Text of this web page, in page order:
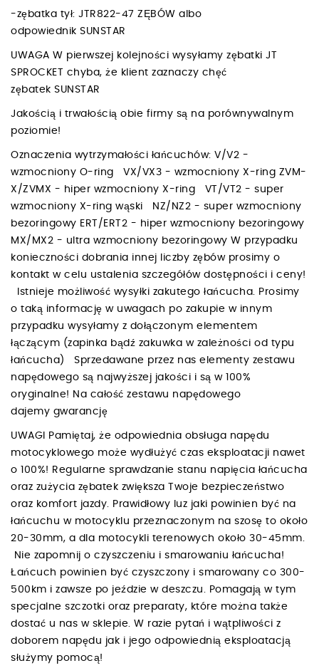
-zębatka tył: JTR822-47 ZĘBÓW albo
odpowiednik SUNSTAR
UWAGA W pierwszej kolejności wysyłamy zębatki JT
SPROCKET chyba, że klient zaznaczy chęć
zębatek SUNSTAR
Jakością i trwałością obie firmy są na porównywalnym
poziomie!
Oznaczenia wytrzymałości łańcuchów: V/V2 -
wzmocniony O-ring VX/VX3 - wzmocniony X-ring ZVM-
X/ZVMX - hiper wzmocniony X-ring VT/VT2 - super
wzmocniony X-ring wąski NZ/NZ2 - super wzmocniony
bezoringowy ERT/ERT2 - hiper wzmocniony bezoringowy
MX/MX2 - ultra wzmocniony bezoringowy W przypadku
konieczności dobrania innej liczby zębów prosimy o
kontakt w celu ustalenia szczegółów dostępności i ceny!
Istnieje możliwość wysyłki zakutego łańcucha. Prosimy
o taką informację w uwagach po zakupie w innym
przypadku wysyłamy z dołączonym elementem
łączącym (zapinka bądź zakuwka w zależności od typu
łańcucha) Sprzedawane przez nas elementy zestawu
napędowego są najwyższej jakości i są w 100%
oryginalne! Na całość zestawu napędowego
dajemy gwarancję
UWAGI Pamiętaj, że odpowiednia obsługa napędu
motocyklowego może wydłużyć czas eksploatacji nawet
o 100%! Regularne sprawdzanie stanu napięcia łańcucha
oraz zużycia zębatek zwiększa Twoje bezpieczeństwo
oraz komfort jazdy. Prawidłowy luz jaki powinien być na
łańcuchu w motocyklu przeznaczonym na szosę to około
20-30mm, a dla motocykli terenowych około 30-45mm.
Nie zapomnij o czyszczeniu i smarowaniu łańcucha!
Łańcuch powinien być czyszczony i smarowany co 300-
500km i zawsze po jeździe w deszczu. Pomagają w tym
specjalne szczotki oraz preparaty, które można także
dostać u nas w sklepie. W razie pytań i wątpliwości z
doborem napędu jak i jego odpowiednią eksploatacją
służymy pomocą!